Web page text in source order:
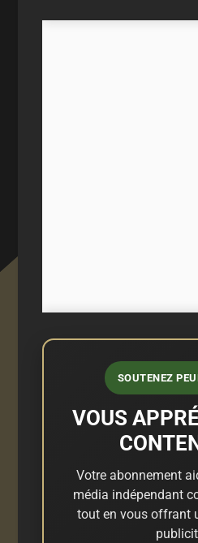
SOUTENEZ
VOUS
Votre abonnement
média indépendant
tout en vous offrant